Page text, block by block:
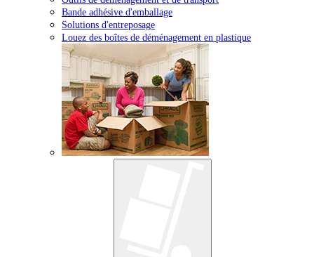
Bande adhésive d'emballage
Solutions d'entreposage
Louez des boîtes de déménagement en plastique